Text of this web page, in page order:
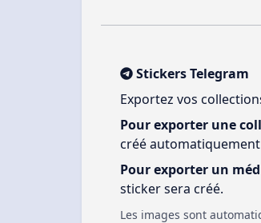
Stickers Telegram
Exportez vos
Pour exporter une
créé
Pour exporter un
sticker sera créé.
Les images sont